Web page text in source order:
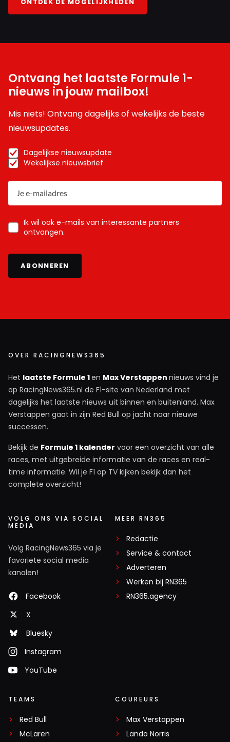
Ontvang het laatste Formule 1-
nieuws in jouw mailbox!
Mis niets! Ontvang dagelijks of wekelijks de beste
nieuwsupdates.
Dagelijkse nieuwsupdate
Wekelijkse nieuwsbrief
Ik wil ook e-mails van interessante partners
ontvangen.
ABONNEREN
OVER RACINGNEWS365
Het laatste Formule 1en Max Verstappen nieuws vind je
op RacingNews365.nl de F1-site van Nederland met
dagelijks het laatste nieuws uit binnen en buitenland. Max
Verstappen gaat in zijn Red Bull op jacht naar nieuwe
successen.
Bekijk de Formule 1 kalender voor een overzicht van alle
races, met uitgebreide informatie van de races en real-
time informatie. Wil je F1 op TV kijken bekijk dan het
complete overzicht!
VOLG ONS VIA SOCIAL
MEDIA
Volg RacingNews365 via je
favoriete social media
kanalen!
Facebook
X
Bluesky
Instagram
YouTube
MEER RN365
Redactie
Service & contact
Adverteren
Werken bij RN365
RN365.agency
TEAMS
Red Bull
McLaren
COUREURS
Max Verstappen
Lando Norris